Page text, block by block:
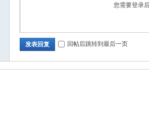
您需要登录
发表回复 回帖后跳转到最后一页